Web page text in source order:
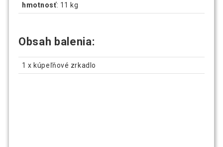
hmotnosť: 11 kg
Obsah balenia:
1 x kúpeľňové zrkadlo